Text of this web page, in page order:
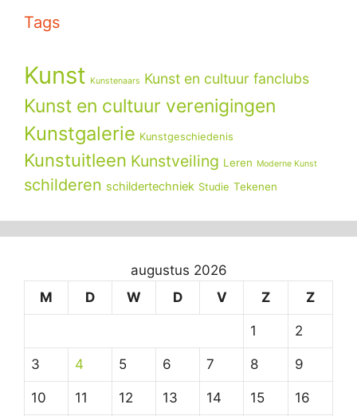
Tags
Kunst Kunstenaars Kunst en cultuur fanclubs
Kunst en cultuur verenigingen
Kunstgalerie Kunstgeschiedenis
Kunstuitleen Kunstveiling Leren Moderne Kunst
schilderen schildertechniek Studie Tekenen
augustus 2026
M
D W D V Z Z
1 2
3 4 5 6 7 8 9
10 11 12 13 14 15 16